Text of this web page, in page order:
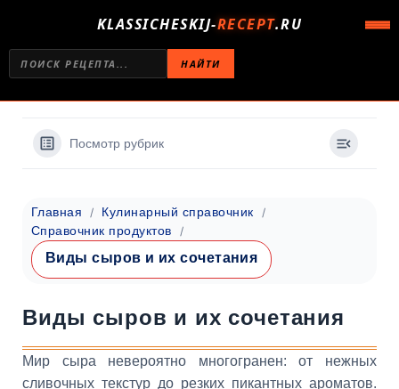
KLASSICHESKIJ-RECEPT.RU
НАЙТИ
Посмотр рубрик
Главная
Кулинарный справочник
Справочник продуктов
Виды сыров и их сочетания
Виды сыров и их сочетания
Мир сыра невероятно многогранен: от нежных
сливочных текстур до резких пикантных ароматов.